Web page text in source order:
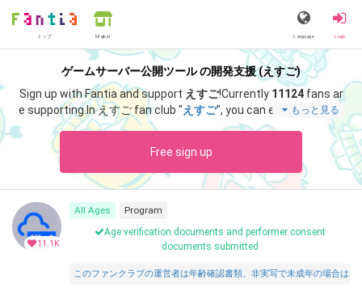
トップ Market Language Login
ゲームサーバー公開ツール の開発支援 (えすご)
Sign up with Fantia and support えすご!Currently 11124fans ar
e supporting.In えすご fan club "えすご", you can enjoy special c
ontent such as "サポート感謝！アドレス固定化「なし」・月額
もっと見る
Free sign up
11.1K
All Ages
Program
Age verification documents and performer consent
documents submitted
このファンクラブの運営者は年齢確認書類、非実写で未成年の場合は